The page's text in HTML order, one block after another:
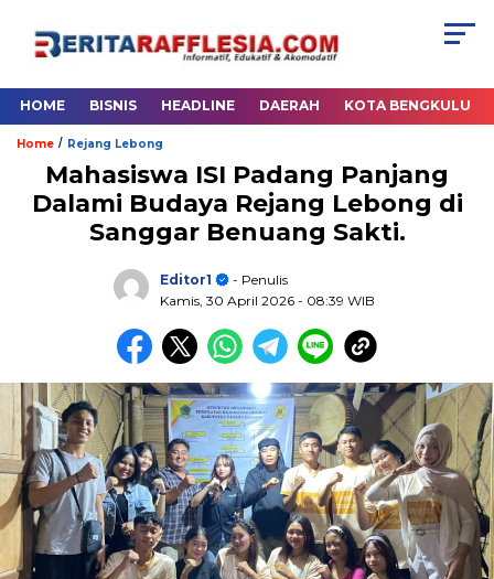
HOME BISNIS HEADLINE DAERAH KOTA BENGKULU
Home / Rejang Lebong
Mahasiswa ISI Padang Panjang
Dalami Budaya Rejang Lebong di
Sanggar Benuang Sakti.
Editor1
- Penulis
Kamis, 30 April 2026 - 08:39 WIB